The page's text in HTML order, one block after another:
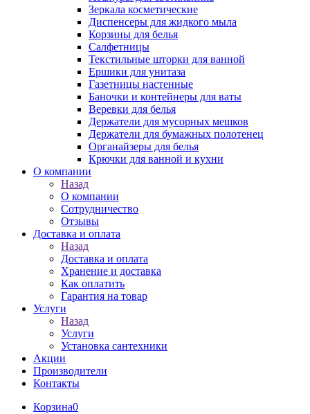
Зеркала косметические
Диспенсеры для жидкого мыла
Корзины для белья
Салфетницы
Текстильные шторки для ванной
Ершики для унитаза
Газетницы настенные
Баночки и контейнеры для ваты
Веревки для белья
Держатели для мусорных мешков
Держатели для бумажных полотенец
Органайзеры для белья
Крючки для ванной и кухни
О компании
Назад
О компании
Сотрудничество
Отзывы
Доставка и оплата
Назад
Доставка и оплата
Хранение и доставка
Как оплатить
Гарантия на товар
Услуги
Назад
Услуги
Установка сантехники
Акции
Производители
Контакты
Корзина0